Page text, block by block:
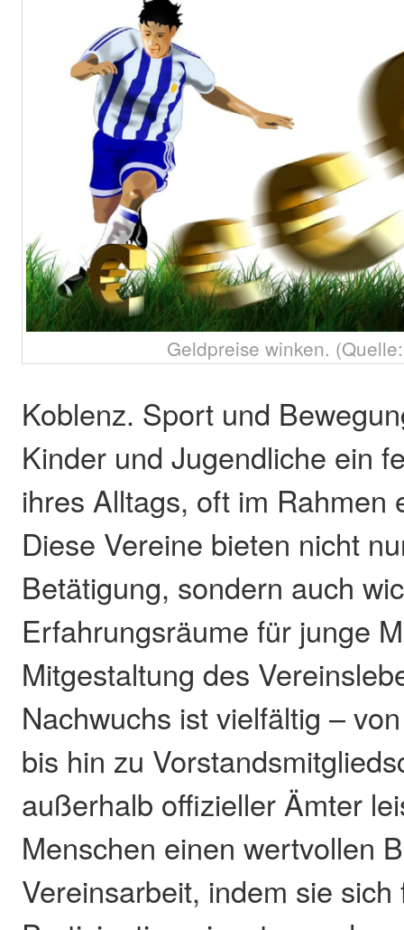
Geldpreise winken.
Koblenz. Sport und
Kinder und Jugendliche ein
ihres Alltags, oft im Rahmen
Diese Vereine bieten nicht
Betätigung, sondern auch
Erfahrungsräume für junge
Mitgestaltung des
Nachwuchs ist vielfältig –
bis hin zu
außerhalb offizieller Ämter
Menschen einen wertvollen
Vereinsarbeit, indem sie